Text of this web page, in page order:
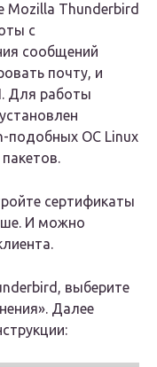
Mozilla Thunderbird
с
сообщений
почту, и
Для работы
подобных ОС Linux
сертификаты
И можно
выберите
Далее